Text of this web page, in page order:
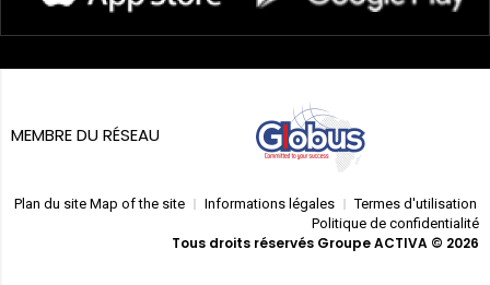
MEMBRE DU RÉSEAU
Plan du site Map of the site Informations légales
Termes d'utilisation
Politique de confidentialité
Tous droits réservés Groupe ACTIVA © 2026